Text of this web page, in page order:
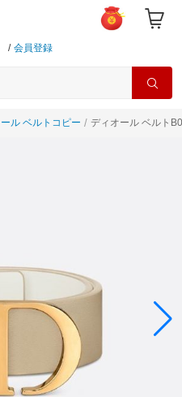
/ 会員登録
ル ベルトコピー ディオール ベルト